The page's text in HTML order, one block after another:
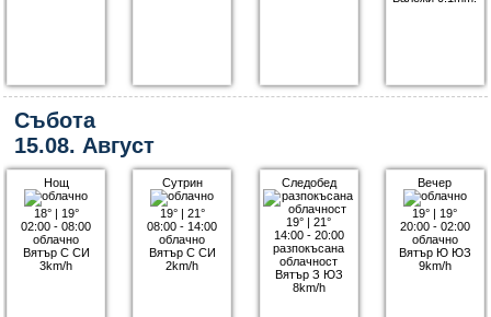
Събота
15.08. Август
Нощ
18°| 19°
02:00 - 08:00
облачно
Вятър С СИ
3km/h
Сутрин
19°| 21°
08:00 - 14:00
облачно
Вятър С СИ
2km/h
Следобед
19° |21°
14:00 - 20:00
разпокъсана
облачност
Вятър З ЮЗ
8km/h
Вечер
19° | 19°
20:00 - 02:00
облачно
Вятър Ю ЮЗ
9km/h